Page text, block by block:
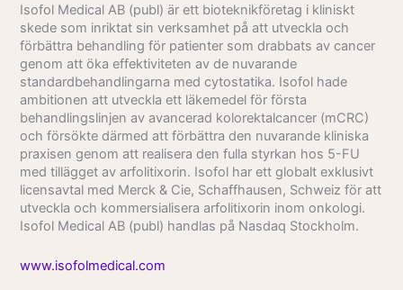
Isofol Medical AB (publ) är ett bioteknikföretag i kliniskt
skede som inriktat sin verksamhet på att utveckla och
förbättra behandling för patienter som drabbats av cancer
genom att öka effektiviteten av de nuvarande
standardbehandlingarna med cytostatika. Isofol hade
ambitionen att utveckla ett läkemedel för första
behandlingslinjen av avancerad kolorektalcancer (mCRC)
och försökte därmed att förbättra den nuvarande kliniska
praxisen genom att realisera den fulla styrkan hos 5-FU
med tillägget av arfolitixorin. Isofol har ett globalt exklusivt
licensavtal med Merck & Cie, Schaffhausen, Schweiz för att
utveckla och kommersialisera arfolitixorin inom onkologi.
Isofol Medical AB (publ) handlas på Nasdaq Stockholm.
www.isofolmedical.com